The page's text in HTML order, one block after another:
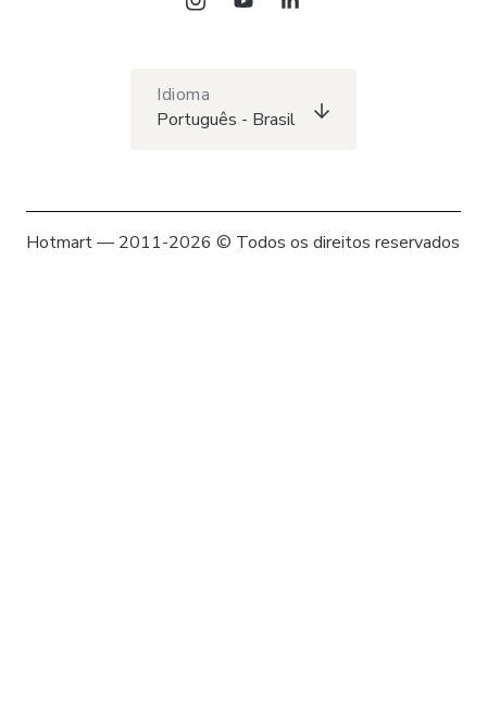
Idioma
Português - Brasil
Hotmart — 2011-2026 © Todos os direitos reservados